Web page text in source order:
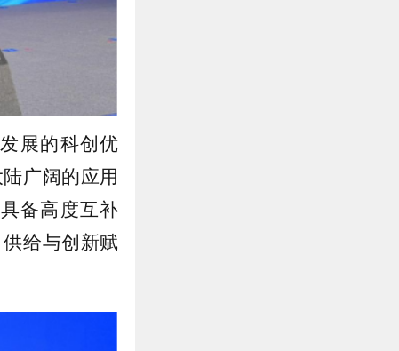
展的科创优
广阔的应用
备高度互补
给与创新赋